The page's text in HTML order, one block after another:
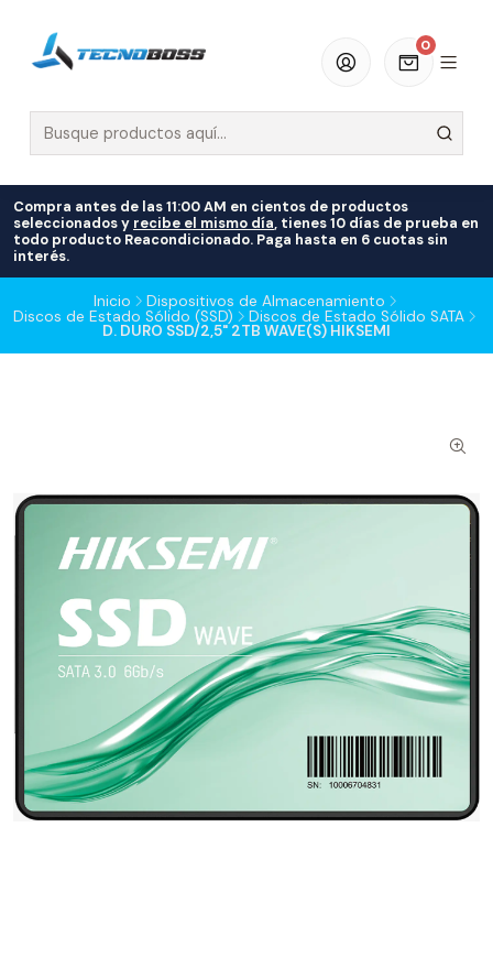
0
Compra antes de las 11:00 AM en cientos de productos
seleccionados y recibe el mismo día, tienes 10 días de prueba en
todo producto Reacondicionado. Paga hasta en 6 cuotas sin
interés.
Inicio
Dispositivos de Almacenamiento
Discos de Estado Sólido (SSD)
Discos de Estado Sólido SATA
D. DURO SSD/2,5" 2TB WAVE(S) HIKSEMI